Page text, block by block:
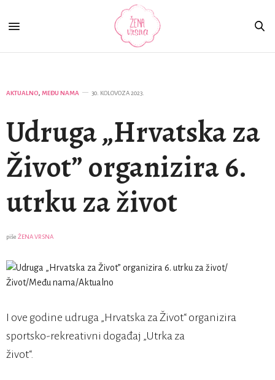
AKTUALNO, MEĐU NAMA 30. KOLOVOZA 2023.
Udruga „Hrvatska za
Život” organizira 6.
utrku za život
piše ŽENA VRSNA
I ove godine udruga „Hrvatska za Život“ organizira
sportsko-rekreativni događaj „Utrka za
život“.